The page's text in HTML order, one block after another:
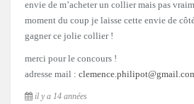
envie de m’acheter un collier mais pas
moment du coup je laisse cette envie de
gagner ce jolie collier !
merci pour le concours !
adresse mail :
il y a 14 années